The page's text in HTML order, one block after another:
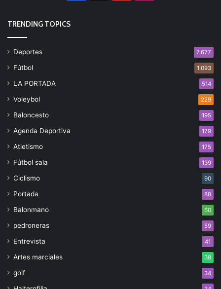
TRENDING TOPICS
Deportes 7.677
Fútbol 1.093
LA PORTADA 514
Voleybol 229
Baloncesto 195
Agenda Deportiva 179
Atletismo 175
Fútbol sala 139
Ciclismo 90
Portada 88
Balonmano 60
pedroneras 59
Entrevista 41
Artes marciales 38
golf 34